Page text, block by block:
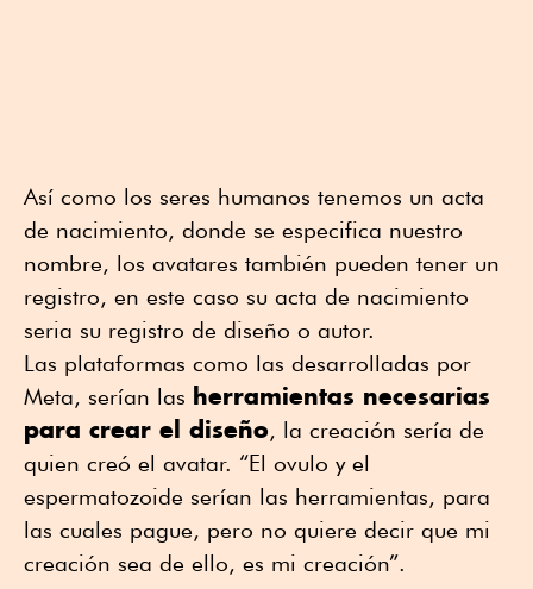
Así como los seres humanos tenemos un acta
de nacimiento, donde se especifica nuestro
nombre, los avatares también pueden tener un
registro, en este caso su acta de nacimiento
seria su registro de diseño o autor.
Las plataformas como las desarrolladas por
Meta, serían las herramientas necesarias
para crear el diseño, la creación sería de
quien creó el avatar. “El ovulo y el
espermatozoide serían las herramientas, para
las cuales pague, pero no quiere decir que mi
creación sea de ello, es mi creación”.